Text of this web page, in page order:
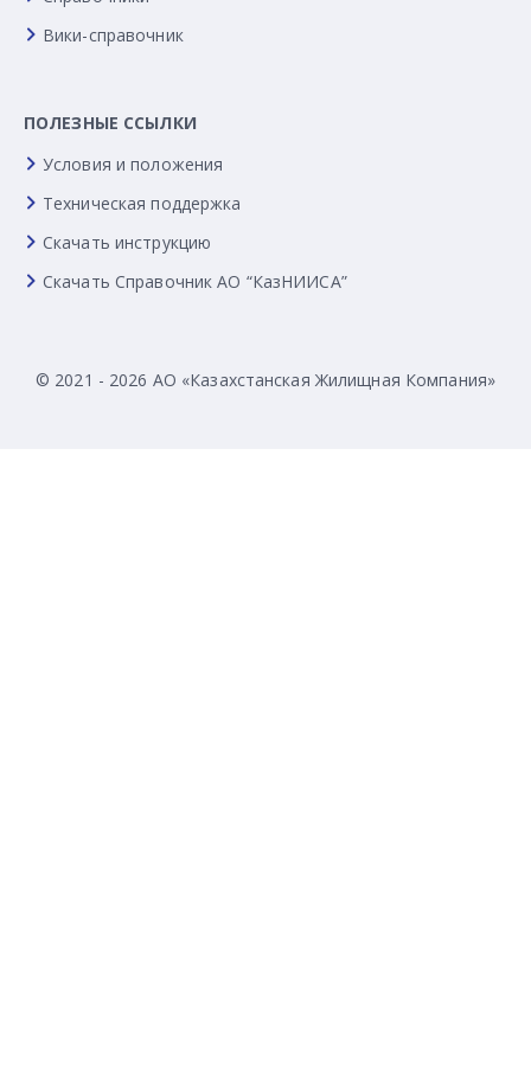
Вики-справочник
ПОЛЕЗНЫЕ ССЫЛКИ
Условия и положения
Техническая поддержка
Скачать инструкцию
Скачать Справочник АО “КазНИИСА”
© 2021 - 2026 АО «Казахстанская Жилищная Компания»